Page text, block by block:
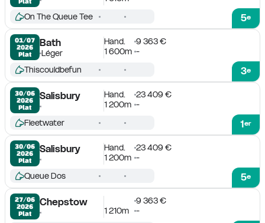
5e
On The Queue Tee
01/07
2026
Plat
Bath
Léger
Hand.
9 363 €
1 600m -
3e
Thiscouldbefun
30/06
2026
Plat
Salisbury Hand.
23 409 €
1 200m -
1er
Fleetwater
30/06
2026
Plat
Salisbury Hand.
23 409 €
1 200m -
5e
Queue Dos
27/06
2026
Plat
Chepstow
9 363 €
1 210m
-